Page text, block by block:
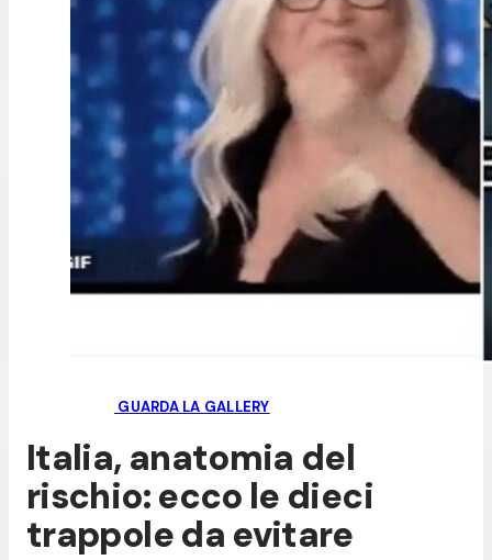
GUARDA LA GALLERY
Italia, anatomia del
rischio: ecco le dieci
trappole da evitare